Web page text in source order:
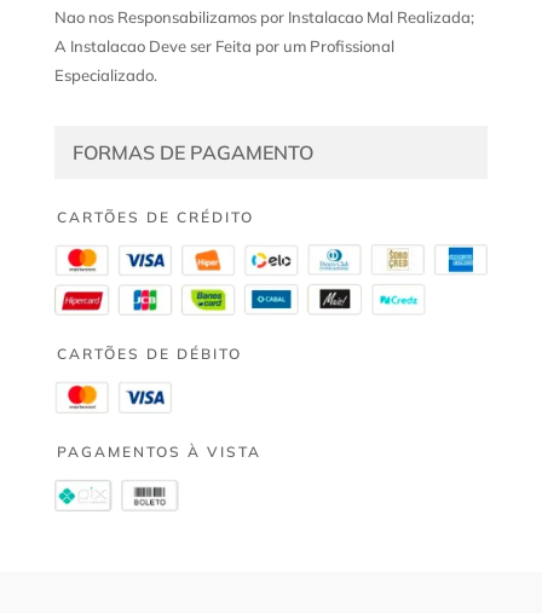
Nao nos Responsabilizamos por Instalacao Mal Realizada;
A Instalacao Deve ser Feita por um Profissional
Especializado.
FORMAS DE PAGAMENTO
CARTÕES DE CRÉDITO
CARTÕES DE DÉBITO
PAGAMENTOS À VISTA